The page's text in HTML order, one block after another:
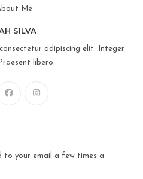
SILVA
adipiscing elit. Integer
libero.
to your email a few times a